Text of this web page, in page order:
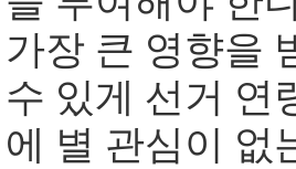
가장 큰 영향을
수 있게 선거 연
에 별 관심이 없